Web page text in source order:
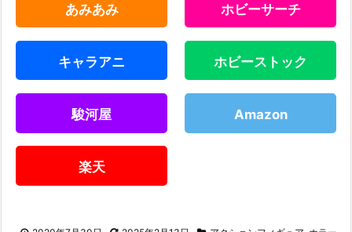
あみあみ ホビーサーチ
キャラアニ ホビーストック
駿河屋 Amazon
楽天